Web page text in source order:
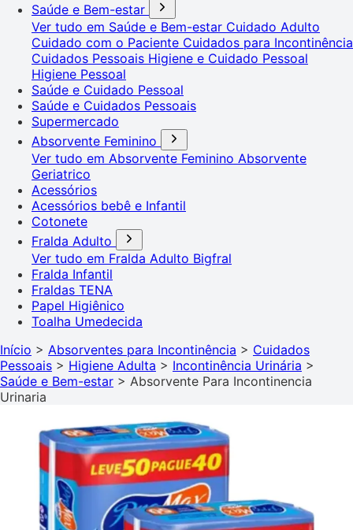
Saúde e Bem-estar
Ver tudo em Saúde e Bem-estar Cuidado Adulto
Cuidado com o Paciente Cuidados para Incontinência
Cuidados Pessoais Higiene e Cuidado Pessoal
Higiene Pessoal
Saúde e Cuidado Pessoal
Saúde e Cuidados Pessoais
Supermercado
Absorvente Feminino
Ver tudo em Absorvente Feminino Absorvente
Geriatrico
Acessórios
Acessórios bebê e Infantil
Cotonete
Fralda Adulto
Ver tudo em Fralda Adulto Bigfral
Fralda Infantil
Fraldas TENA
Papel Higiênico
Toalha Umedecida
Início > Absorventes para Incontinência > Cuidados
Pessoais > Higiene Adulta > Incontinência Urinária >
Saúde e Bem-estar > Absorvente Para Incontinencia
Urinaria